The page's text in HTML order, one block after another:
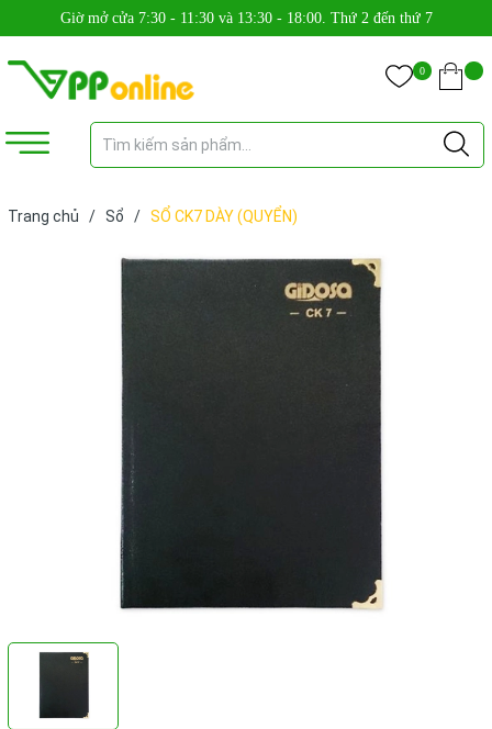
Giờ mở cửa 7:30 - 11:30 và 13:30 - 18:00. Thứ 2 đến thứ 7
0
Trang chủ / Sổ / SỔ CK7 DÀY (QUYỂN)